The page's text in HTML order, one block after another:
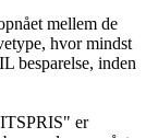
mellem de
hvor mindst
besparelse, inden
er